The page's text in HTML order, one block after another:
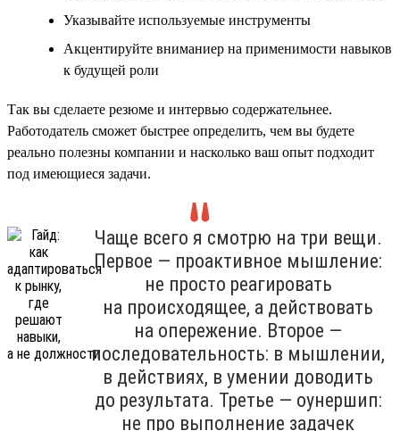
Указывайте используемые инструменты
Акцентируйте вниманиер на применимости навыков
к будущей роли
Так вы сделаете резюме и интервью содержательнее.
Работодатель сможет быстрее определить, чем вы будете
реально полезны компании и насколько ваш опыт подходит
под имеющиеся задачи.
Чаще всего я смотрю на три вещи.
Первое — проактивное мышление:
не просто реагировать
на происходящее, а действовать
на опережение. Второе —
последовательность: в мышлении,
в действиях, в умении доводить
до результата. Третье — оунершип:
не про выполнение задачек